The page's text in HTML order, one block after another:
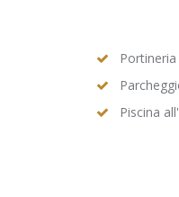
Portineria
Piscina